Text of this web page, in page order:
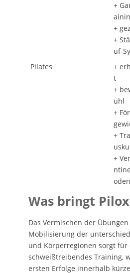
+
+
+
uf-
Pilates
+
t
+
ühl
+
+
+
Was bringt
Das Vermischen der
Mobilisierung der
und Körperregionen sorgt für
schweißtreibendes Training,
ersten Erfolge innerhalb